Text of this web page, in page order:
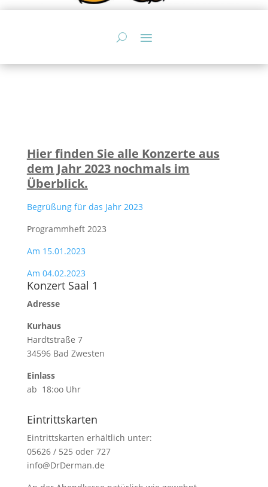
Hier finden Sie alle Konzerte aus
dem Jahr 2023 nochmals im
Überblick.
Begrüßung für das Jahr 2023
Programmheft 2023
Am 15.01.2023
Am 04.02.2023
Konzert Saal 1
Adresse
Kurhaus
Hardtstraße 7
34596 Bad Zwesten
Einlass
ab 18:oo Uhr
Eintrittskarten
Eintrittskarten erhältlich unter:
05626 / 525 oder 727
info@DrDerman.de